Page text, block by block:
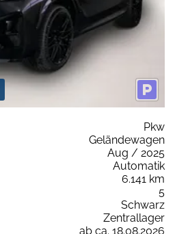
Pkw
Geländewagen
Aug / 2025
Automatik
6.141 km
5
Schwarz
Zentrallager
ab ca. 18.08.2026